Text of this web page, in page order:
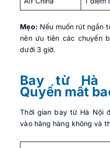
Mẹo: Nếu muốn rút ngắn
nên ưu tiên các chuyến
dưới 3 giờ.
Bay từ Hà
Quyến mất
Thời gian bay từ Hà Nội
vào hãng hàng không và